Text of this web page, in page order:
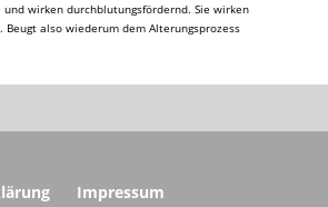
und wirken durchblutungsfördernd. Sie wirken
also wiederum dem Alterungsprozess
Impressum